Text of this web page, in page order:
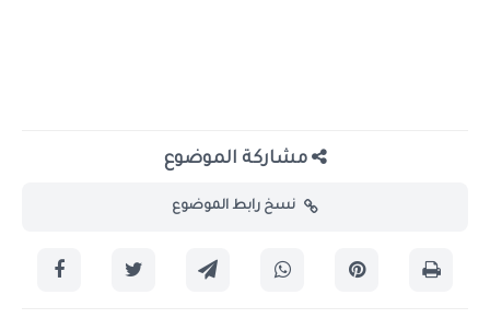
مشاركة الموضوع
نسخ رابط الموضوع